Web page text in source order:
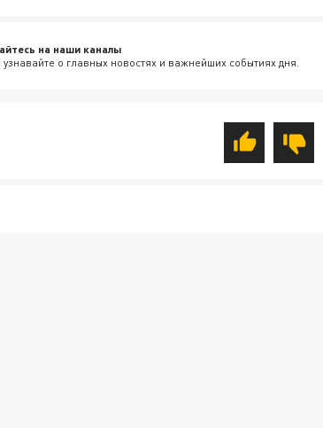
на наши каналы
о главных новостях и важнейших событиях дня.